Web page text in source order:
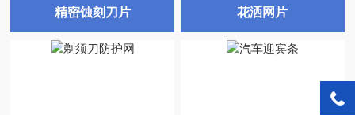
精密蚀刻刀片 花洒网片